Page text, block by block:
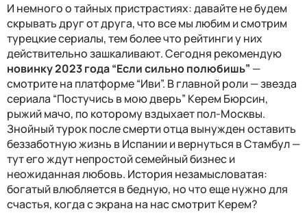
И немного о тайных пристрастиях: давайте не будем
скрывать друг от друга, что все мы любим и смотрим
турецкие сериалы, тем более что рейтинги у них
действительно зашкаливают. Сегодня рекомендую
новинку 2023 года “Если сильно полюбишь” —
смотрите на платформе “Иви”. В главной роли — звезда
сериала “Постучись в мою дверь” Керем Бюрсин,
рыжий мачо, по которому вздыхает пол-Москвы.
Знойный турок после смерти отца вынужден оставить
беззаботную жизнь в Испании и вернуться в Стамбул —
тут его ждут непростой семейный бизнес и
неожиданная любовь. История незамысловатая:
богатый влюбляется в бедную, но что еще нужно для
счастья, когда с экрана на нас смотрит Керем?